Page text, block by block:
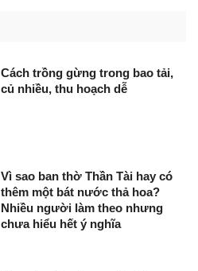
Cách trồng gừng trong bao tải,
củ nhiều, thu hoạch dễ
Vì sao ban thờ Thần Tài hay có
thêm một bát nước thả hoa?
Nhiều người làm theo nhưng
chưa hiểu hết ý nghĩa